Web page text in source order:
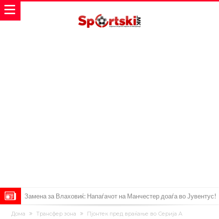
Замена за Влаховиќ: Напаѓачот на Манчестер доаѓа во Јувентус!
УЕФА повторно се заканува со бојкот на турнирите на ФИФА
Дома Трансфер зона Пјонтек пред враќање во Серија А